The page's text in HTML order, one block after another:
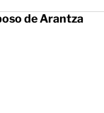
de Arantza